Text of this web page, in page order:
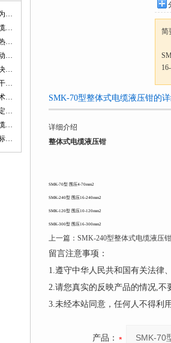
电缆交直流耐压测试仪，为电网安全保驾护航
半自动电缆热补机：让电缆修复更简单、更高效！
电缆修复神器：电缆芯线热补机如何保障电网安全？
电力事故预防利器：全自动控温电缆热补机
矿用电缆硫化热补机：解决矿山电缆故障的新选择
全自动电缆干燥机：高效干燥，电缆质量
全自动温控电缆压号机技术革新：数字化标识的新趋势
全自动电缆热补机可设定定时功能，实现自动化热补
矿用电缆热补机：实现电缆故障修复的高效装置
全自动电缆压号机：迅速标识电缆的利器
简
SMK-70型整体式电缆液压钳的
详细介绍
整体式电缆液压钳
SMK-70型 围压4-70mm2
SMK-240型 围压16-240mm2
SMK-120型 围压10-120mm2
SMK-300型 围压16-300mm2
上一篇： SMK-240型整体式电缆液压钳
留言注意事项：
1.遵守中华人民共和国有关法律
2.请您真实的反映产品的情况,
3.未经本站同意，任何人不得利
产品：